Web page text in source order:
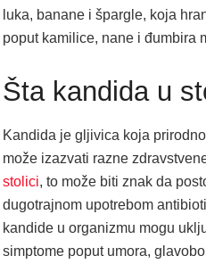
luka, banane i špargle, koja
poput kamilice, nane i đumbira
Šta kandida u
Kandida je gljivica koja
može izazvati razne
stolici, to može biti znak da
dugotrajnom upotrebom
kandide u organizmu mogu
simptome poput umora,